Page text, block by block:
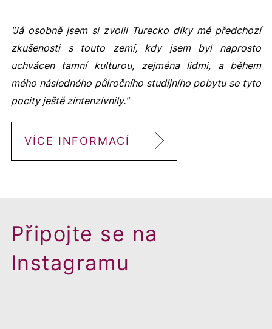
"Já osobně jsem si zvolil Turecko díky mé předchozí
zkušenosti s touto zemí, kdy jsem byl naprosto
uchvácen tamní kulturou, zejména lidmi, a během
mého následného půlročního studijního pobytu se tyto
pocity ještě zintenzivnily."
VÍCE INFORMACÍ
Připojte se na
Instagramu